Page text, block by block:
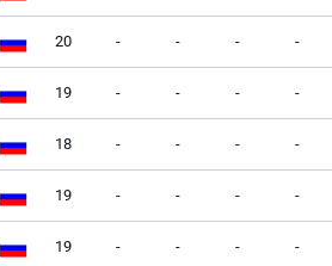
20 - - - -
19 - - - -
18 - - - -
19 - - - -
19 - - - -